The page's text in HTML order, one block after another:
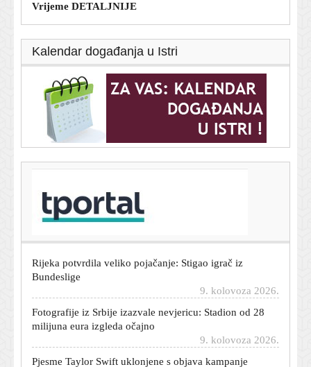
Vrijeme DETALJNIJE
Kalendar događanja u Istri
Unuk Alke Vuice ima nesvakidašnje ime: Roditelji
otkrili posebno značenje
Bundeslige
Fotografije iz Srbije izazvale nevjericu: Stadion od 28
milijuna eura izgleda očajno
Pjesme Taylor Swift uklonjene s objava kampanje